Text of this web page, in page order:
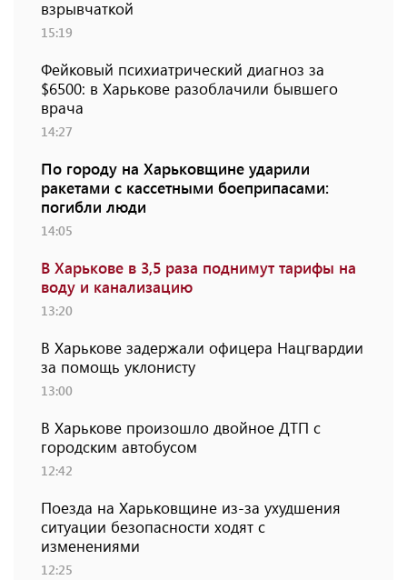
взрывчаткой
15:19
Фейковый психиатрический диагноз за
$6500: в Харькове разоблачили бывшего
врача
14:27
По городу на Харьковщине ударили
ракетами с кассетными боеприпасами:
погибли люди
14:05
В Харькове в 3,5 раза поднимут тарифы на
воду и канализацию
13:20
В Харькове задержали офицера Нацгвардии
за помощь уклонисту
13:00
В Харькове произошло двойное ДТП с
городским автобусом
12:42
Поезда на Харьковщине из-за ухудшения
ситуации безопасности ходят с
изменениями
12:25